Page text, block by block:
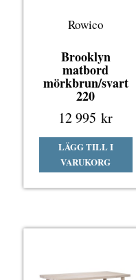
Rowico
Brooklyn
matbord
mörkbrun/svart
220
12 995kr
LÄGG TILL I
VARUKORG